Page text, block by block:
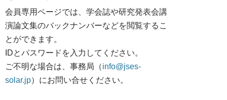
会員専用ページでは、学会誌や研究発表会講
演論文集のバックナンバーなどを閲覧するこ
とができます。
IDとパスワードを入力してください。
ご不明な場合は、事務局（info@jses-
solar.jp）にお問い合せください。